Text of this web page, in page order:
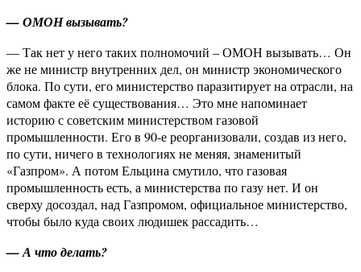
— ОМОН вызывать?
— Так нет у него таких полномочий – ОМОН вызывать… Он
же не министр внутренних дел, он министр экономического
блока. По сути, его министерство паразитирует на отрасли, на
самом факте её существования… Это мне напоминает
историю с советским министерством газовой
промышленности. Его в 90-е реорганизовали, создав из него,
по сути, ничего в технологиях не меняя, знаменитый
«Газпром». А потом Ельцина смутило, что газовая
промышленность есть, а министерства по газу нет. И он
сверху досоздал, над Газпромом, официальное министерство,
чтобы было куда своих людишек рассадить…
— А что делать?